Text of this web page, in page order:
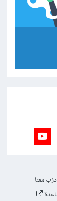
درّب معنا